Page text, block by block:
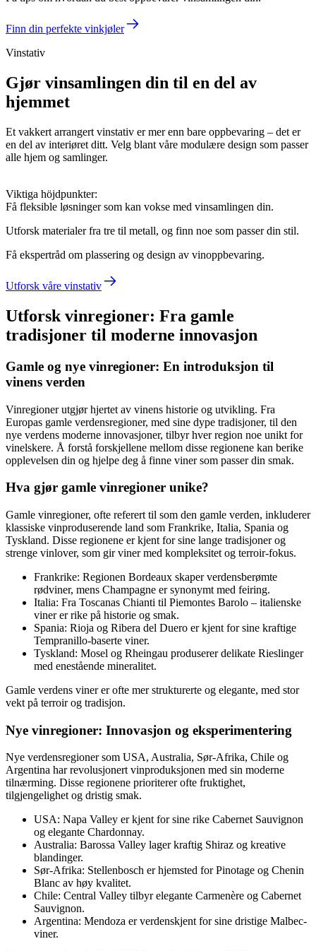
Finn din perfekte vinkjøler
Vinstativ
Gjør vinsamlingen din til en del av
hjemmet
Et vakkert arrangert vinstativ er mer enn bare oppbevaring – det er
en del av interiøret ditt. Velg blant våre modulære design som passer
alle hjem og samlinger.
Viktiga höjdpunkter:
Få fleksible løsninger som kan vokse med vinsamlingen din.
Utforsk materialer fra tre til metall, og finn noe som passer din stil.
Få ekspertråd om plassering og design av vinoppbevaring.
Utforsk våre vinstativ
Utforsk vinregioner: Fra gamle
tradisjoner til moderne innovasjon
Gamle og nye vinregioner: En introduksjon til
vinens verden
Vinregioner utgjør hjertet av vinens historie og utvikling. Fra
Europas gamle verdensregioner, med sine dype tradisjoner, til den
nye verdens moderne innovasjoner, tilbyr hver region noe unikt for
vinelskere. Å forstå forskjellene mellom disse regionene kan berike
opplevelsen din og hjelpe deg å finne viner som passer din smak.
Hva gjør gamle vinregioner unike?
Gamle vinregioner, ofte referert til som den gamle verden, inkluderer
klassiske vinproduserende land som Frankrike, Italia, Spania og
Tyskland. Disse regionene er kjent for sine lange tradisjoner og
strenge vinlover, som gir viner med kompleksitet og terroir-fokus.
Frankrike: Regionen Bordeaux skaper verdensberømte
rødviner, mens Champagne er synonymt med feiring.
Italia: Fra Toscanas Chianti til Piemontes Barolo – italienske
viner er rike på historie og smak.
Spania: Rioja og Ribera del Duero er kjent for sine kraftige
Tempranillo-baserte viner.
Tyskland: Mosel og Rheingau produserer delikate Rieslinger
med enestående mineralitet.
Gamle verdens viner er ofte mer strukturerte og elegante, med stor
vekt på terroir og tradisjon.
Nye vinregioner: Innovasjon og eksperimentering
Nye verdensregioner som USA, Australia, Sør-Afrika, Chile og
Argentina har revolusjonert vinproduksjonen med sin moderne
tilnærming. Disse regionene prioriterer ofte fruktighet,
tilgjengelighet og dristig smak.
USA: Napa Valley er kjent for sine rike Cabernet Sauvignon
og elegante Chardonnay.
Australia: Barossa Valley lager kraftig Shiraz og kreative
blandinger.
Sør-Afrika: Stellenbosch er hjemsted for Pinotage og Chenin
Blanc av høy kvalitet.
Chile: Central Valley tilbyr elegante Carmenère og Cabernet
Sauvignon.
Argentina: Mendoza er verdenskjent for sine dristige Malbec-
viner.